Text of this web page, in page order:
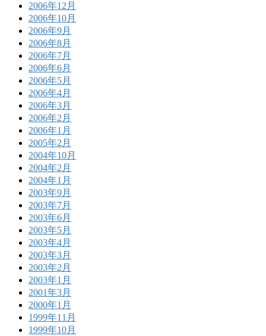
2006年12月
2006年10月
2006年9月
2006年8月
2006年7月
2006年6月
2006年5月
2006年4月
2006年3月
2006年2月
2006年1月
2005年2月
2004年10月
2004年2月
2004年1月
2003年9月
2003年7月
2003年6月
2003年5月
2003年4月
2003年3月
2003年2月
2003年1月
2001年3月
2000年1月
1999年11月
1999年10月